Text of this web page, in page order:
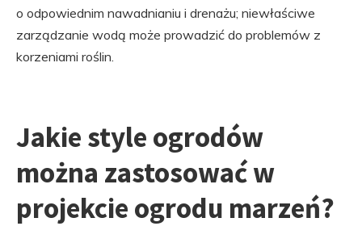
o odpowiednim nawadnianiu i drenażu; niewłaściwe
zarządzanie wodą może prowadzić do problemów z
korzeniami roślin.
Jakie style ogrodów
można zastosować w
projekcie ogrodu marzeń?